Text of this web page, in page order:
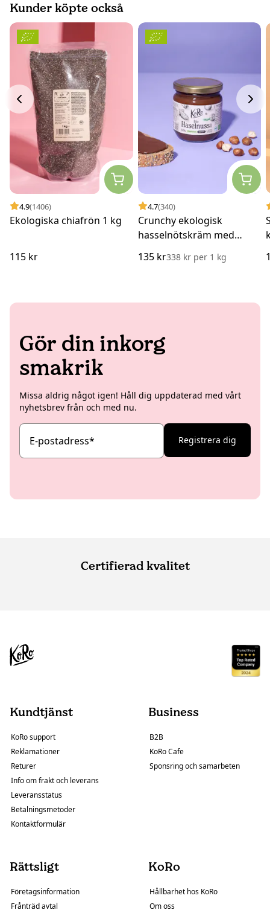
Kunder köpte också
4.9(1406)
Ekologiska chiafrön 1 kg
115 kr
4.7(340)
Crunchy ekologisk
hasselnötskräm med
135 kr338 kr per1 kg
Gör din inkorg
smakrik
Missa aldrig något igen! Håll dig uppdaterad med vårt
nyhetsbrev från och med nu.
E-postadress* Registrera dig
Certifierad kvalitet
Kundtjänst
KoRo support
Reklamationer
Returer
Info om frakt och leverans
Leveransstatus
Betalningsmetoder
Kontaktformulär
Business
B2B
KoRo Cafe
Sponsring och samarbeten
Rättsligt
Företagsinformation
Frånträd avtal
KoRo
Hållbarhet hos KoRo
Om oss